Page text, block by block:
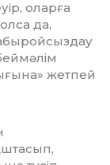
оларға
да,
абыройсыздау
жетпей